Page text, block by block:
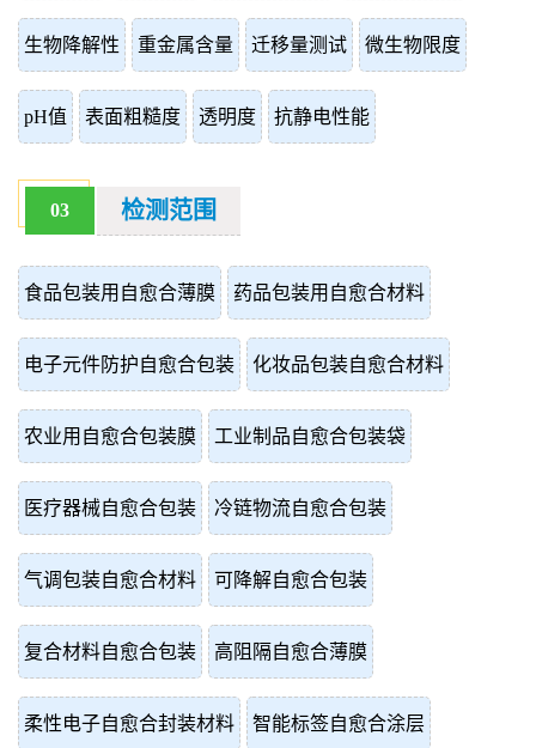
生物降解性 重金属含量 迁移量测试 微生物限度
pH值 表面粗糙度 透明度 抗静电性能
03 检测范围
食品包装用自愈合薄膜 药品包装用自愈合材料
电子元件防护自愈合包装 化妆品包装自愈合材料
农业用自愈合包装膜 工业制品自愈合包装袋
医疗器械自愈合包装 冷链物流自愈合包装
气调包装自愈合材料 可降解自愈合包装
复合材料自愈合包装 高阻隔自愈合薄膜
柔性电子自愈合封装材料 智能标签自愈合涂层